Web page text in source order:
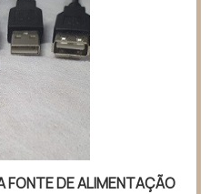
FONTE DE ALIMENTAÇÃO